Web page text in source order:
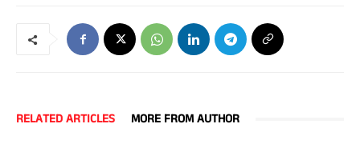
RELATED ARTICLES MORE FROM AUTHOR